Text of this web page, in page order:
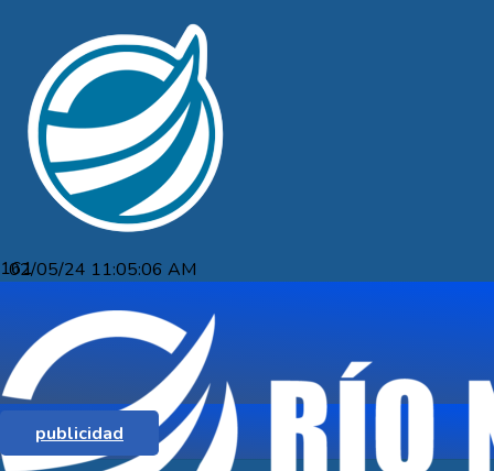
publicidad
02/05/24 11:05:06 AM
2 AÑOS DE PRISIÓN POR
TRANSPORTE DE
ESTUPEFACIENTES.